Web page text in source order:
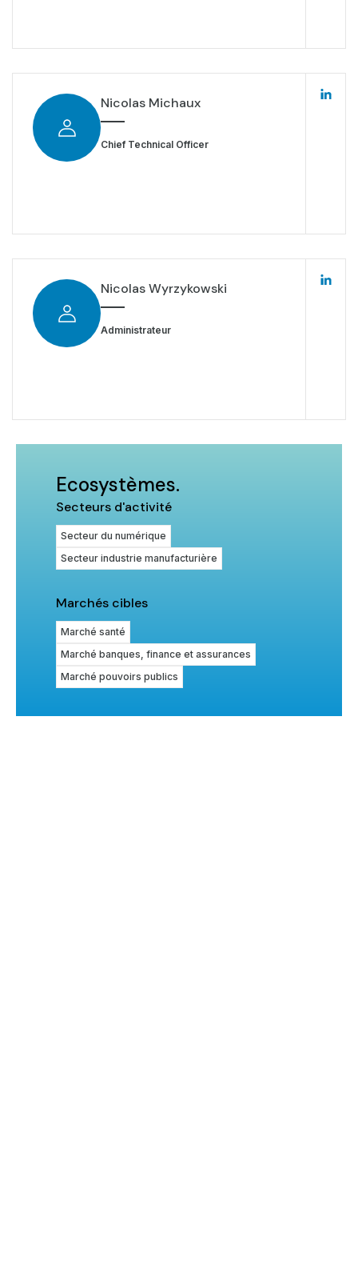
Nicolas Michaux
Chief Technical Officer
Nicolas Wyrzykowski
Administrateur
Ecosystèmes.
Secteurs d'activité
Secteur du numérique
Secteur industrie manufacturière
Marchés cibles
Marché santé
Marché banques, finance et assurances
Marché pouvoirs publics